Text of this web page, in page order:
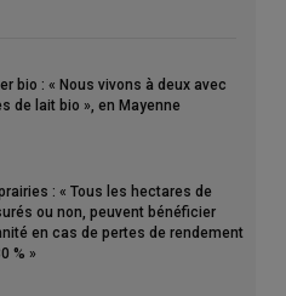
bio : « Nous vivons à deux avec
de lait bio », en Mayenne
: « Tous les hectares de
ou non, peuvent bénéficier
en cas de pertes de rendement
% »